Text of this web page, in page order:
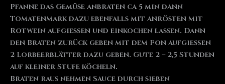
Pfanne das Gemüse anbraten ca 5 min dann
Tomatenmark dazu ebenfalls mit anrösten mit
Rotwein aufgießen und einkochen lassen. Dann
den Braten zurück geben mit dem Fon aufgießen
2 Lorbeerblätter dazu geben. Gute 2 – 2,5 Stunden
auf kleiner Stufe köcheln.
Braten raus nehmen Sauce durch sieben